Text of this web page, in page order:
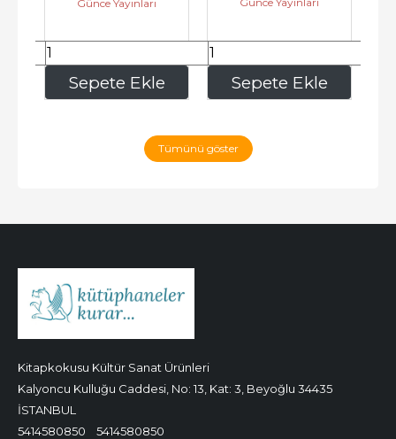
Sepete Ekle
- Umberto Eco - Sayı:
Günce Yayınları
200,00 Sepete Ekle
320,00
Tümünü göster
Kitapkokusu Kültür Sanat Ürünleri
Kalyoncu Kulluğu Caddesi, No: 13, Kat: 3, Beyoğlu 34435
İSTANBUL
5414580850
5414580850